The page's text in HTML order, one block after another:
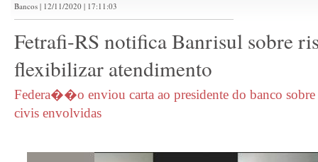
Bancos | 12/11/2020 | 17:11:03
Fetrafi-RS notifica Banrisul sobre
flexibilizar atendimento
Federa��o enviou carta ao presidente do banco sobre
civis envolvidas